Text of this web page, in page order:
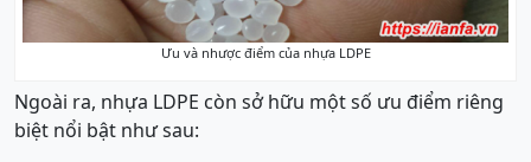
Ưu và nhược điểm của nhựa LDPE
Ngoài ra, nhựa LDPE còn sở hữu một số ưu điểm riêng
biệt nổi bật như sau: